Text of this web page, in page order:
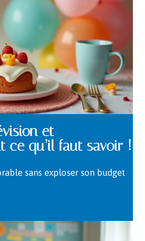
et
ce qu’il faut savoir !
sans exploser son budget